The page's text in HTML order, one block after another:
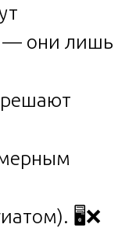
— они лишь
решают
🖥️❌